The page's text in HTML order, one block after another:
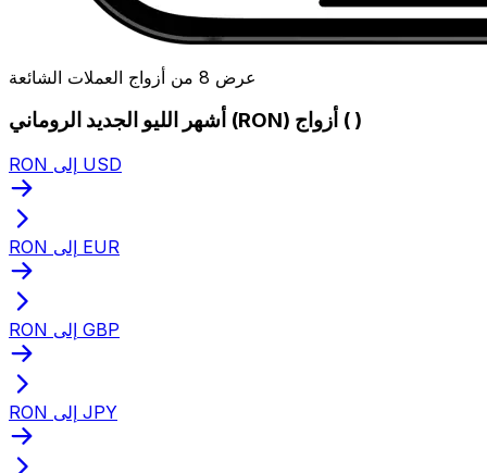
عرض 8 من أزواج العملات الشائعة
أشهر الليو الجديد الروماني (RON) أزواج ( )
RON إلى USD
RON إلى EUR
RON إلى GBP
RON إلى JPY